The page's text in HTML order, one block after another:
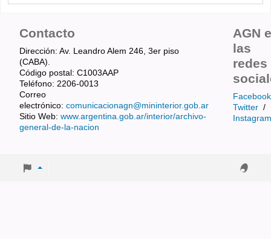
Contacto
Dirección: Av. Leandro Alem 246, 3er piso
(CABA).
Código postal: C1003AAP
Teléfono: 2206-0013
Correo
electrónico: comunicacionagn@mininterior.gob.ar
Sitio Web: www.argentina.gob.ar/interior/archivo-
general-de-la-nacion
AGN
las
redes
Facebook
Twitter /
Instagram